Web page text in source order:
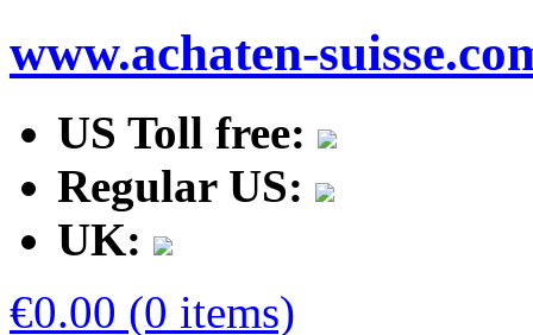
www.achaten-
US Toll free:
Regular US:
UK:
€0.00 (0 items)